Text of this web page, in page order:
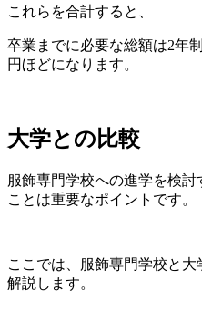
これらを合計すると、
卒業までに必要な総額は2年
円ほどになります。
大学との比較
服飾専門学校への進学を検
ことは重要なポイントです。
ここでは、服飾専門学校と大
解説します。